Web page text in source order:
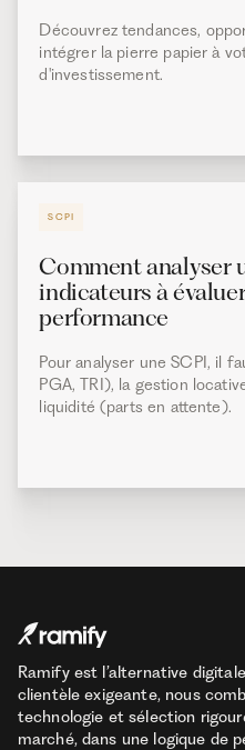
Découvrez tendances,
intégrer la pierre papier à
d'investissement.
SCPI
Comment analyser
indicateurs à
performance
Pour analyser une SCPI, il
PGA, TRI), la gestion
liquidité (parts en attente).
Ramify est l’alternative
clientèle exigeante, nous
technologie et sélection
marché, dans une logique de